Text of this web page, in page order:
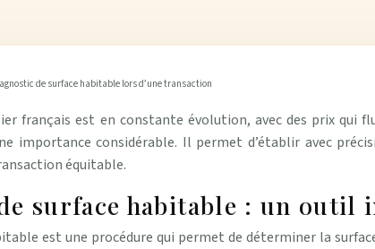
de surface habitable lors d’une transaction
français est en constante évolution, avec des prix qui
importance considérable. Il permet d’établir avec
équitable.
surface habitable : un outil
est une procédure qui permet de déterminer la